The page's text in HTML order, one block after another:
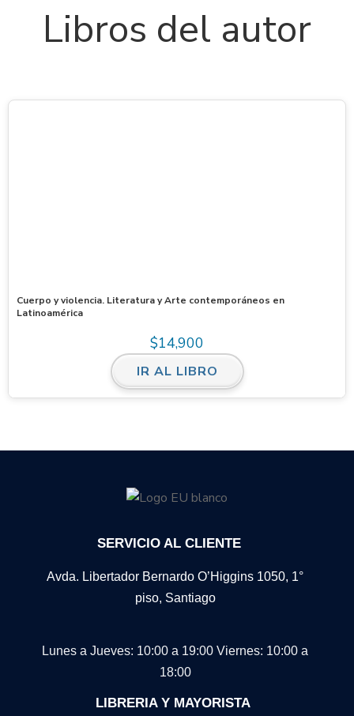
Libros del autor
Cuerpo y violencia. Literatura y Arte contemporáneos en
Latinoamérica
$14,900
IR AL LIBRO
SERVICIO AL CLIENTE
Avda. Libertador Bernardo O’Higgins 1050, 1°
piso, Santiago
Lunes a Jueves: 10:00 a 19:00 Viernes: 10:00 a
18:00
LIBRERIA Y MAYORISTA